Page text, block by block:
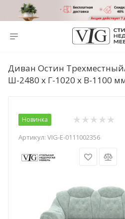
Диван Остин
Ш-2480 х Г-1020 х В-1100
Новинка
Артикул: VIG-E-0111002356